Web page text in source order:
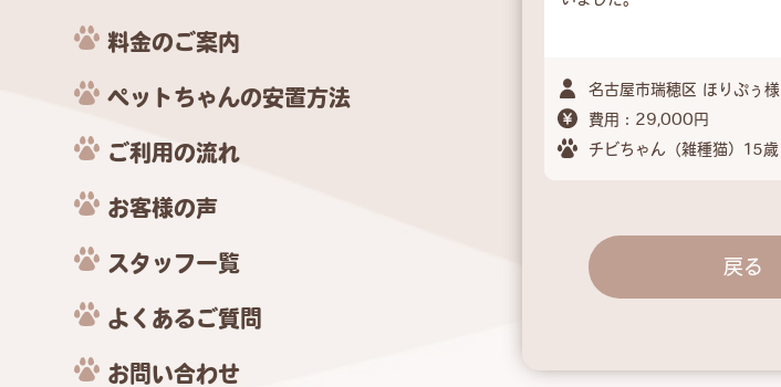
料金のご案内
ペットちゃんの安置方法
ご利用の流れ
お客様の声
スタッフ一覧
よくあるご質問
お問い合わせ
名古屋市瑞穂区 ほりぷぅ様
費用：29,000円
チビちゃん（雑種猫）15歳
戻る